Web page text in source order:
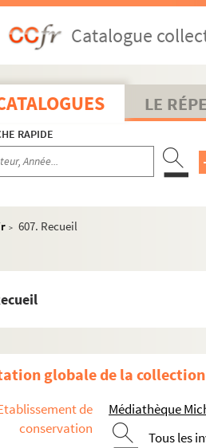
Catalogue
LE
RAPIDE
> 607. Recueil
globale de la collection
de
conservation
Médiathèque
Tous les
Recueil de pièces concernant
Charpentier de Longchamps. OEuvres, en